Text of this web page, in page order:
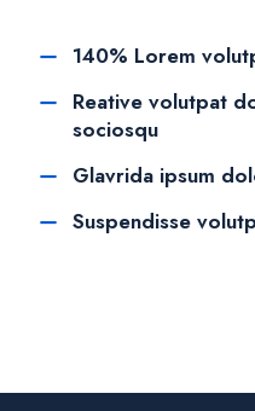
140% Lorem
Reative volutpat
sociosqu
Glavrida ipsum
Suspendisse